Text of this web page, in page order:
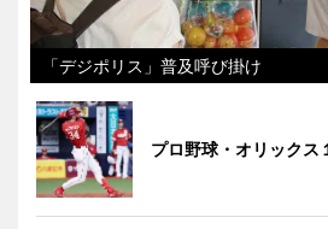
「デジポリス」普及呼び掛け
プロ野球・オリック